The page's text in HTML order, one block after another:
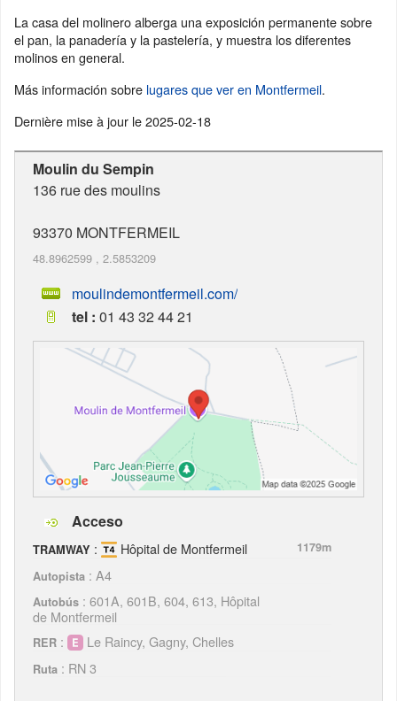
La casa del molinero alberga una exposición permanente sobre
el pan, la panadería y la pastelería, y muestra los diferentes
molinos en general.
Más información sobre lugares que ver en Montfermeil.
Dernière mise à jour le2025-02-18
Moulin du Sempin
136 rue des moulins
93370 MONTFERMEIL
48.8962599 , 2.5853209
moulindemontfermeil.com/
tel : 01 43 32 44 21
Acceso
TRAMWAY : Hôpital de Montfermeil
1179m
Autopista : A4
Autobús : 601A, 601B, 604, 613, Hôpital
de Montfermeil
RER : Le Raincy, Gagny, Chelles
Ruta : RN 3